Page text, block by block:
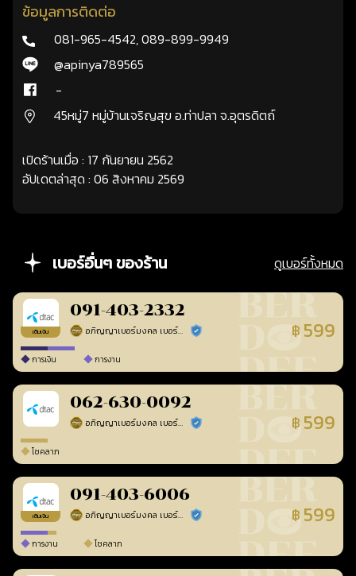
ข้อมูลการติดต่อ
081-965-4542,089-899-9949
@apinya789565
-
45หมู่7 หมู่บ้านเจริญสุข อ.ท่าปลา จ.อุตรดิตถ์
เปิดร้านเมื่อ : 17 กันยายน 2562
อัปเดตล่าสุด : 06 สิงหาคม 2569
เบอร์อื่นๆ ของร้าน ดูเบอร์ทั้งหมด
เติมเงิน
091-403-2332
อภิญญาเบอร์มงคล เบอร์สวยเลขศาสตร์ ร้านยืนยันแล้ว ฿ 599
การเงิน การงาน
062-630-0092
อภิญญาเบอร์มงคล เบอร์สวยเลขศาสตร์ ร้านยืนยันแล้ว ฿ 599
โชคลาภ
เติมเงิน
091-403-6006
อภิญญาเบอร์มงคล เบอร์สวยเลขศาสตร์ ร้านยืนยันแล้ว ฿ 599
การงาน โชคลาภ